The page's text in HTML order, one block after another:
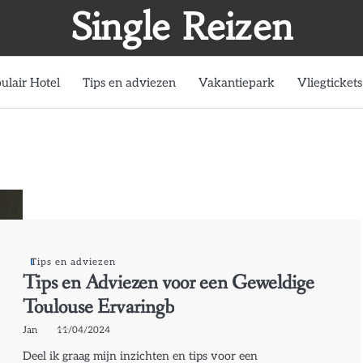
Single Reizen
Hotel Tips en adviezen Vakantiepark Vliegtickets
Tips en adviezen
Tips en Adviezen voor een Geweldige
Toulouse Ervaringb
Jan 11/04/2024
Deel ik graag mijn inzichten en tips voor een